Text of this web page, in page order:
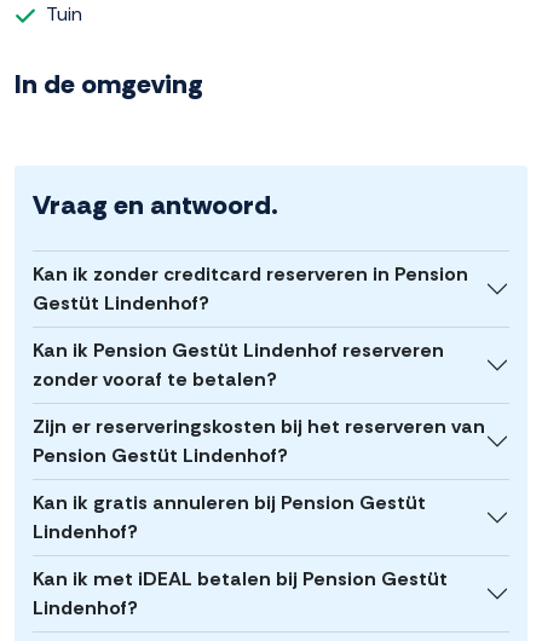
Tuin
In de omgeving
Vraag en antwoord.
Kan ik zonder creditcard reserveren in Pension
Gestüt Lindenhof?
Kan ik Pension Gestüt Lindenhof reserveren
zonder vooraf te betalen?
Zijn er reserveringskosten bij het reserveren van
Pension Gestüt Lindenhof?
Kan ik gratis annuleren bij Pension Gestüt
Lindenhof?
Kan ik met iDEAL betalen bij Pension Gestüt
Lindenhof?